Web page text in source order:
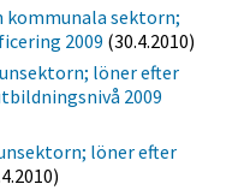
kommunala sektorn;
2009 (30.4.2010)
löner efter
2009
löner efter